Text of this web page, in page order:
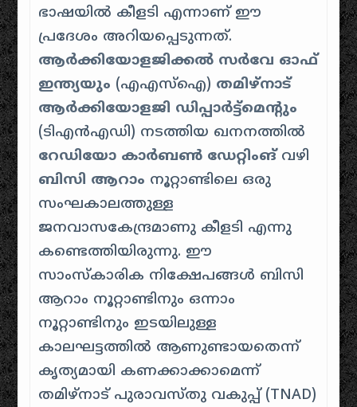
ഭാഷയിൽ കീളടി എന്നാണ് ഈ
പ്രദേശം അറിയപ്പെടുന്നത്.
ആർക്കിയോളജിക്കൽ സർവേ ഓഫ്
ഇന്ത്യയും (എഎസ്ഐ) തമിഴ്നാട്
ആർക്കിയോളജി ഡിപ്പാർട്ട്മെൻ്റും
(ടിഎൻഎഡി) നടത്തിയ ഖനനത്തിൽ
റേഡിയോ കാർബൺ ഡേറ്റിംങ്വഴി
ബിസി ആറാം നൂറ്റാണ്ടിലെ ഒരു
സംഘകാലത്തുള്ള
ജനവാസകേന്ദ്രമാണു കീളടി എന്നു
കണ്ടെത്തിയിരുന്നു. ഈ
സാംസ്കാരിക നിക്ഷേപങ്ങൾ ബിസി
ആറാം നൂറ്റാണ്ടിനും ഒന്നാം
നൂറ്റാണ്ടിനും ഇടയിലുള്ള
കാലഘട്ടത്തിൽ ആണുണ്ടായതെന്ന്
കൃത്യമായി കണക്കാക്കാമെന്ന്
തമിഴ്നാട് പുരാവസ്തു വകുപ്പ് (TNAD)